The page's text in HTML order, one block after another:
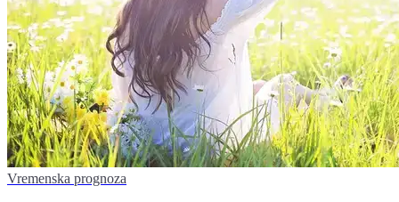
Vremenska prognoza